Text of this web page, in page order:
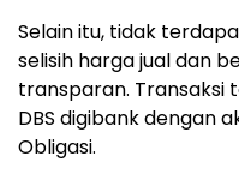
Selain itu, tidak
selisih harga jual dan
transparan. Transaksi
DBS digibank dengan
Obligasi.